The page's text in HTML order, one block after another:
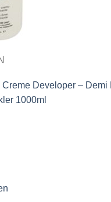
Developer – Demi
1000ml